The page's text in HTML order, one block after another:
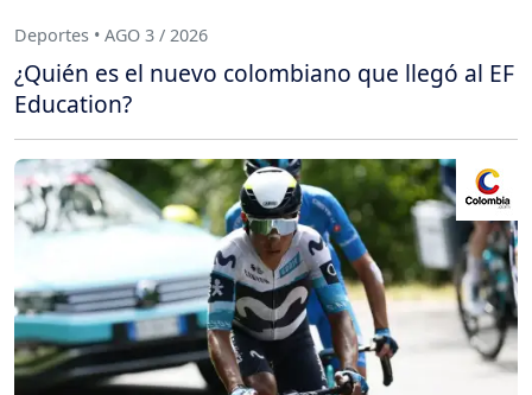
Deportes • AGO 3 / 2026
¿Quién es el nuevo colombiano que llegó al EF
Education?